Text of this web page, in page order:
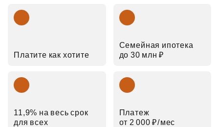
Платите как хотите
Семейная ипотека
до 30 млн ₽
11,9% на весь срок
для всех
Платеж
от 2 000 ₽⁠/⁠мес